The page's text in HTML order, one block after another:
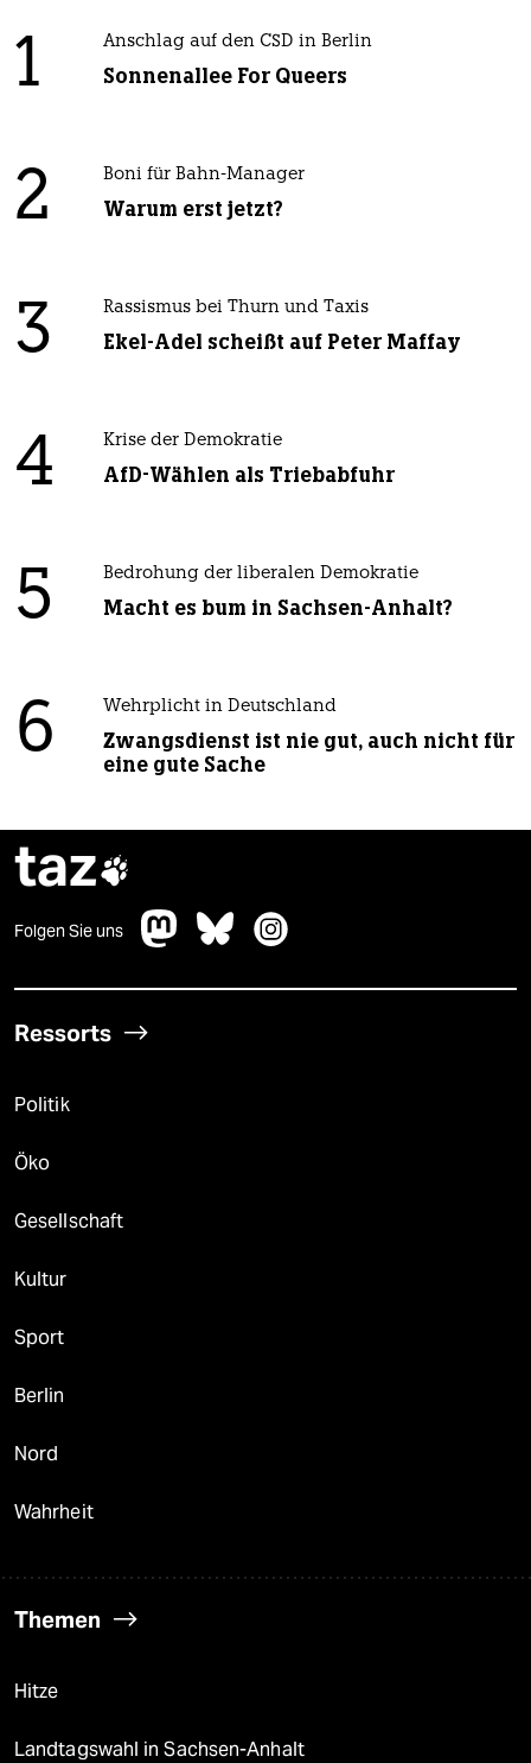
1 Anschlag auf den CSD in Berlin
Sonnenallee For Queers
2 Boni für Bahn-Manager
Warum erst jetzt?
3 Rassismus bei Thurn und Taxis
Ekel-Adel scheißt auf Peter Maffay
4 Krise der Demokratie
AfD-Wählen als Triebabfuhr
5 Bedrohung der liberalen Demokratie
Macht es bum in Sachsen-Anhalt?
6 Wehrplicht in Deutschland
Zwangsdienst ist nie gut, auch nicht für
eine gute Sache
taz
Folgen Sie uns
Ressorts
Politik
Öko
Gesellschaft
Kultur
Sport
Berlin
Nord
Wahrheit
Themen
Hitze
Landtagswahl in Sachsen-Anhalt